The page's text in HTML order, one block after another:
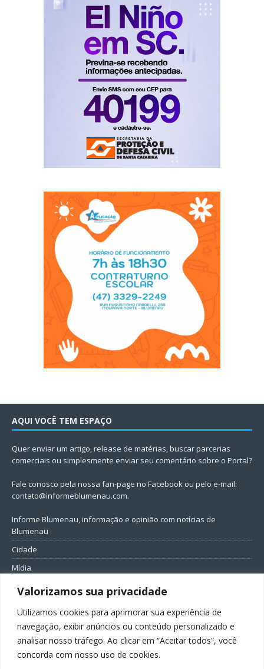
Valorizamos sua privacidade
Utilizamos cookies para aprimorar sua experiência de
navegação, exibir anúncios ou conteúdo personalizado e
analisar nosso tráfego. Ao clicar em “Aceitar todos”, você
concorda com nosso uso de cookies.
AQUI VOCÊ TEM ESPAÇO
Quer enviar um artigo, release de matérias, buscar parcerias
comerciais ou simplesmente enviar seu comentário sobre o Portal?
Fale conosco pela nossa fan-page no Facebook ou pelo e-mail:
contato@informeblumenau.com.
Informe Blumenau, informação e opinião com notícias de
Blumenau
Cidade
Mídia
Entretenimento
Política
FIQUE CONECTADO